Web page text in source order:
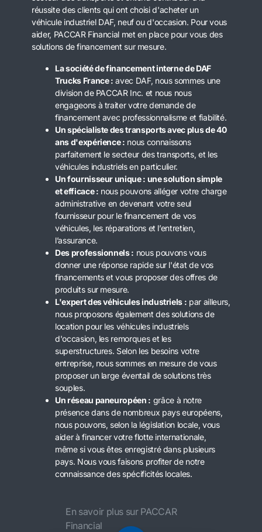
réussite des clients qui ont choisi d'acheter un
véhicule industriel DAF, neuf ou d'occasion. Pour vous
aider, PACCAR Financial met en place pour vous des
solutions de financement sur mesure.
La société de financement interne de DAF
Trucks France : avec DAF, nous sommes une
division de PACCAR Inc. et nous nous
engageons à traiter votre demande de
financement avec professionnalisme et fiabilité.
Un spécialiste des transports avec plus de 40
ans d'expérience : nous connaissons
parfaitement le secteur des transports, et les
véhicules industriels en particulier.
Un fournisseur unique : une solution simple
et efficace : nous pouvons alléger votre charge
administrative en devenant votre seul
fournisseur pour le financement de vos
véhicules, les réparations et l’entretien,
l’assurance.
Des professionnels : nous pouvons vous
donner une réponse rapide sur l'état de vos
financements et vous proposer des offres de
produits sur mesure.
L'expert des véhicules industriels : par ailleurs,
nous proposons également des solutions de
location pour les véhicules industriels
d'occasion, les remorques et les
superstructures. Selon les besoins votre
entreprise, nous sommes en mesure de vous
proposer un large éventail de solutions très
souples.
Un réseau paneuropéen : grâce à notre
présence dans de nombreux pays européens,
nous pouvons, selon la législation locale, vous
aider à financer votre flotte internationale,
même si vous êtes enregistré dans plusieurs
pays. Nous vous faisons profiter de notre
connaissance des spécificités locales.
En savoir plus sur PACCAR
Financial